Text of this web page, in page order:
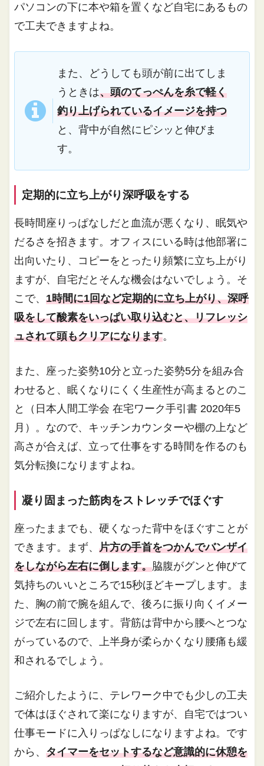
パソコンの下に本や箱を置くなど自宅にあるもの
で工夫できますよね。
また、どうしても頭が前に出てしま
うときは、頭のてっぺんを糸で軽く
釣り上げられているイメージを持つ
と、背中が自然にピシッと伸びま
す。
定期的に立ち上がり深呼吸をする
長時間座りっぱなしだと血流が悪くなり、眠気や
だるさを招きます。オフィスにいる時は他部署に
出向いたり、コピーをとったり頻繁に立ち上がり
ますが、自宅だとそんな機会はないでしょう。そ
こで、1時間に1回など定期的に立ち上がり、深呼
吸をして酸素をいっぱい取り込むと、リフレッシ
ュされて頭もクリアになります。
また、座った姿勢10分と立った姿勢5分を組み合
わせると、眠くなりにくく生産性が高まるとのこ
と（日本人間工学会 在宅ワーク手引書 2020年5
月）。なので、キッチンカウンターや棚の上など
高さが合えば、立って仕事をする時間を作るのも
気分転換になりますよね。
凝り固まった筋肉をストレッチでほぐす
座ったままでも、硬くなった背中をほぐすことが
できます。まず、片方の手首をつかんでバンザイ
をしながら左右に倒します。脇腹がグンと伸びて
気持ちのいいところで15秒ほどキープします。ま
た、胸の前で腕を組んで、後ろに振り向くイメー
ジで左右に回します。背筋は背中から腰へとつな
がっているので、上半身が柔らかくなり腰痛も緩
和されるでしょう。
ご紹介したように、テレワーク中でも少しの工夫
で体はほぐされて楽になりますが、自宅ではつい
仕事モードに入りっぱなしになりますよね。です
から、タイマーをセットするなど意識的に休憩を